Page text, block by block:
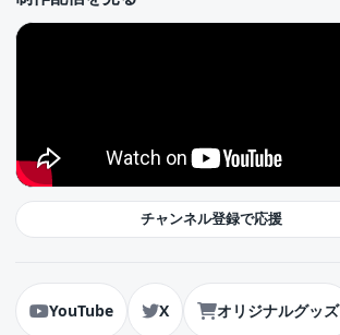
チャンネル登録で応援
YouTube X オリジナルグッズ